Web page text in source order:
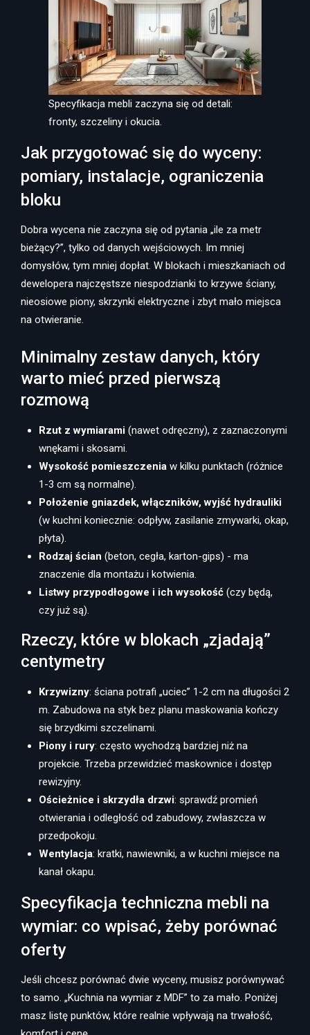
Specyfikacja mebli zaczyna się od detali:
fronty, szczeliny i okucia.
Jak przygotować się do wyceny:
pomiary, instalacje, ograniczenia
bloku
Dobra wycena nie zaczyna się od pytania „ile za metr
bieżący?”, tylko od danych wejściowych. Im mniej
domysłów, tym mniej dopłat. W blokach i mieszkaniach od
dewelopera najczęstsze niespodzianki to krzywe ściany,
nieosiowe piony, skrzynki elektryczne i zbyt mało miejsca
na otwieranie.
Minimalny zestaw danych, który
warto mieć przed pierwszą
rozmową
Rzut z wymiarami (nawet odręczny), z zaznaczonymi
wnękami i skosami.
Wysokość pomieszczenia w kilku punktach (różnice
1-3 cm są normalne).
Położenie gniazdek, włączników, wyjść hydrauliki
(w kuchni koniecznie: odpływ, zasilanie zmywarki, okap,
płyta).
Rodzaj ścian (beton, cegła, karton-gips) - ma
znaczenie dla montażu i kotwienia.
Listwy przypodłogowe i ich wysokość (czy będą,
czy już są).
Rzeczy, które w blokach „zjadają”
centymetry
Krzywizny: ściana potrafi „uciec” 1-2 cm na długości 2
m. Zabudowa na styk bez planu maskowania kończy
się brzydkimi szczelinami.
Piony i rury: często wychodzą bardziej niż na
projekcie. Trzeba przewidzieć maskownice i dostęp
rewizyjny.
Ościeżnice i skrzydła drzwi: sprawdź promień
otwierania i odległość od zabudowy, zwłaszcza w
przedpokoju.
Wentylacja: kratki, nawiewniki, a w kuchni miejsce na
kanał okapu.
Specyfikacja techniczna mebli na
wymiar: co wpisać, żeby porównać
oferty
Jeśli chcesz porównać dwie wyceny, musisz porównywać
to samo. „Kuchnia na wymiar z MDF” to za mało. Poniżej
masz listę punktów, które realnie wpływają na trwałość,